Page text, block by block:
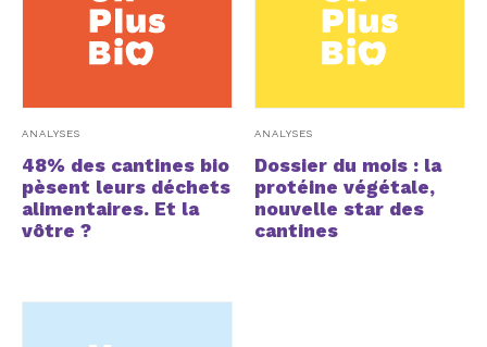
ANALYSES
48% des cantines bio
pèsent leurs déchets
alimentaires. Et la
vôtre ?
ANALYSES
Dossier du mois : la
protéine végétale,
nouvelle star des
cantines